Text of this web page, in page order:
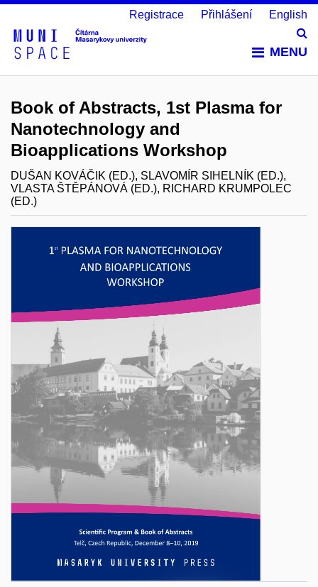
MENU
Registrace Přihlášení English
Book of Abstracts, 1st Plasma for
Nanotechnology and
Bioapplications Workshop
DUŠAN KOVÁČIK (ED.), SLAVOMÍR SIHELNÍK (ED.),
VLASTA ŠTĚPÁNOVÁ (ED.), RICHARD KRUMPOLEC
(ED.)